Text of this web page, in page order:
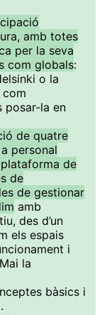
amb totes
per la seva
com globals:
o la
posar-la en
de quatre
a personal
de
de
de gestionar
amb
des d’un
els espais
i
la
bàsics i